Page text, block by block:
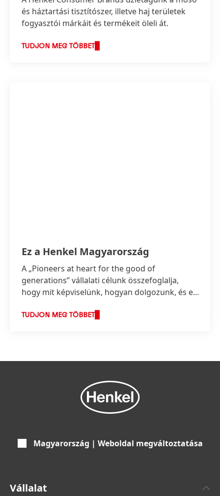
és háztartási tisztítószer, illetve haj területek
fogyasztói márkáit és termékeit öleli át.
TUDJON MEG TÖBBET
Ez a Henkel Magyarország
A „Pioneers at heart for the good of
generations” vállalati célunk összefoglalja,
hogy mit képviselünk, hogyan dolgozunk, és ez
TUDJON MEG TÖBBET
Magyarország | Weboldal megváltoztatása
Vállalat